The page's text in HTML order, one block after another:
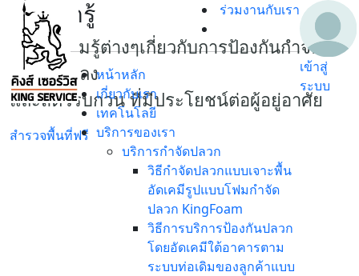
ร่วมงานกับเรา
หน้าหลัก
เกี่ยวกับเรา
เทคโนโลยี
บริการของเรา
บริการกำจัดปลวก
วิธีกำจัดปลวกแบบเจาะพื้น
อัดเคมีรูปแบบโฟมกำจัด
ปลวก KingFoam
วิธีการบริการป้องกันปลวก
โดยอัดเคมีใต้อาคารตาม
ระบบท่อเดิมของลูกค้าแบบ
เข้าสู่
ระบบ
เรื่องน่ารู้
เกร็ดความรู้ต่างๆเกี่ยวกับการป้องกันกำจัด
ปลวก แมลง
และสัตว์รบกวน ที่มีประโยชน์ต่อผู้อยู่อาศัย
สำรวจพื้นที่ฟรี